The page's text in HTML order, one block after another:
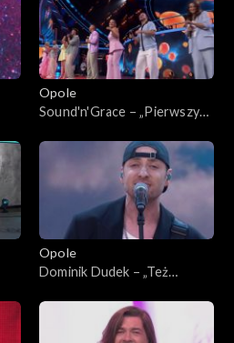
KFPP: Koncert „Premiery”
Opole
Sound'n'Grace – „Pierwszy
„Premiery”
Opole
Dominik Dudek – „Też
Koncert „Premiery”